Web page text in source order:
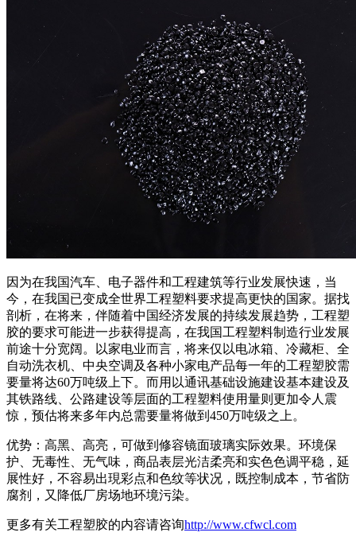
因为在我国汽车、电子器件和工程建筑等行业发展快速，当
今，在我国已变成全世界工程塑料要求提高更快的国家。据找
剖析，在将来，伴随着中国经济发展的持续发展趋势，工程塑
胶的要求可能进一步获得提高，在我国工程塑料制造行业发展
前途十分宽阔。以家电业而言，将来仅以电冰箱、冷藏柜、全
自动洗衣机、中央空调及各种小家电产品每一年的工程塑胶需
要量将达60万吨级上下。而用以通讯基础设施建设基本建设及
其铁路线、公路建设等层面的工程塑料使用量则更加令人震
惊，预估将来多年内总需要量将做到450万吨级之上。
优势：高黑、高亮，可做到修容镜面玻璃实际效果。环境保
护、无毒性、无气味，商品表层光洁柔亮和实色色调平稳，延
展性好，不容易出現彩点和色纹等状况，既控制成本，节省防
腐剂，又降低厂房场地环境污染。
更多有关工程塑胶的内容请咨询http://www.cfwcl.com